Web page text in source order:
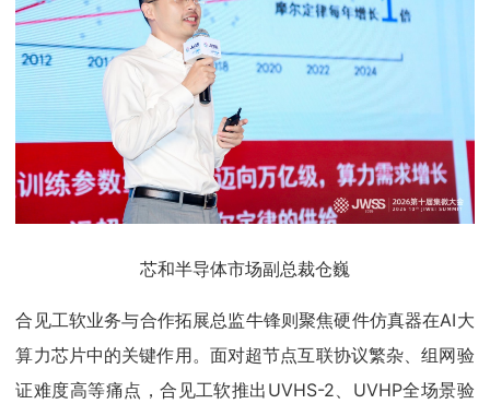
芯和半导体市场副总裁仓巍
合见工软业务与合作拓展总监牛锋则聚焦硬件仿真器在AI大
算力芯片中的关键作用。面对超节点互联协议繁杂、组网验
证难度高等痛点，合见工软推出UVHS-2、UVHP全场景验